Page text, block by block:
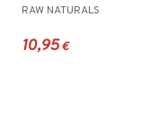
RAW NATURALS
10,95 €